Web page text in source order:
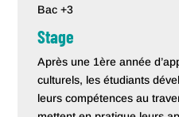
Bac +3
Stage
Après une 1ère année
culturels, les étudiants
leurs compétences au